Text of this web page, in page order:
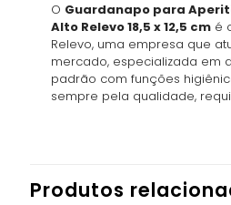
O Guardanapo para
Alto Relevo 18,5 x 12,5 cm é
Relevo, uma empresa que
mercado, especializada em
padrão com funções
sempre pela qualidade,
Produtos